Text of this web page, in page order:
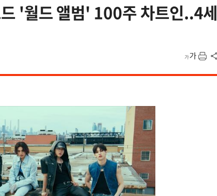
'월드 앨범' 100주 차트인..4세